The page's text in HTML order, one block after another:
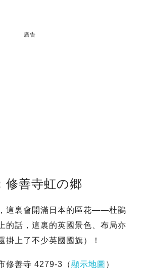
廣告
修善寺虹の郷
這裏會開滿日本的區花——杜鵑
的話，這裏的英國景色、布局亦
掛上了不少英國國旗）！
修善寺 4279-3（顯示地圖 ）